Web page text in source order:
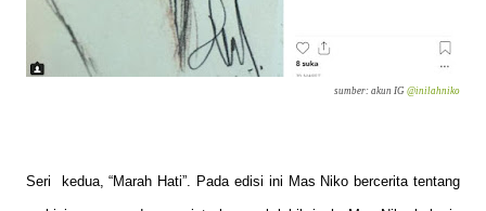
sumber: akun IG @inilahniko
Seri kedua, “Marah Hati”. Pada edisi ini Mas Niko bercerita tentang